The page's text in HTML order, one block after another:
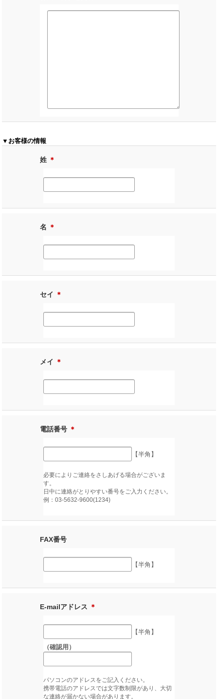
▼お客様の情報
姓 ＊
名 ＊
セイ ＊
メイ ＊
電話番号 ＊
【半角】
必要によりご連絡をさしあげる場合がございま
す。
日中に連絡がとりやすい番号をご入力ください。
例：03-5632-9600(1234)
FAX番号
【半角】
E-mailアドレス ＊
【半角】
（確認用）
パソコンのアドレスをご記入ください。
携帯電話のアドレスでは文字数制限があり、大切
な連絡が届かない場合があります。